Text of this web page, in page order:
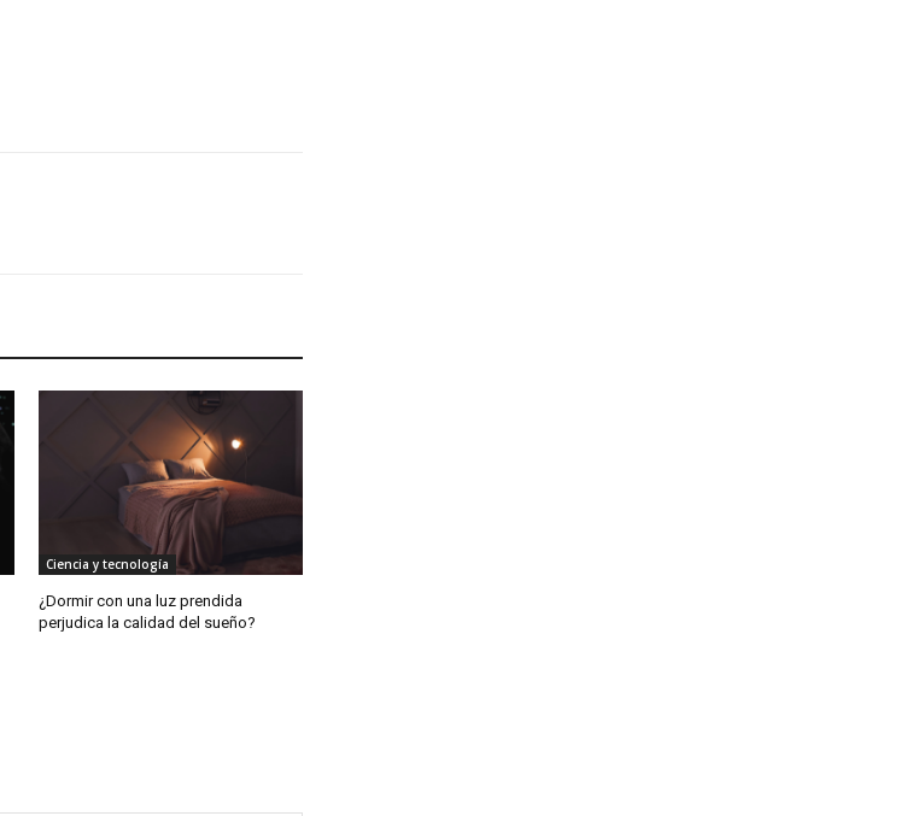
Ciencia y tecnología
¿Dormir con una luz prendida
perjudica la calidad del sueño?